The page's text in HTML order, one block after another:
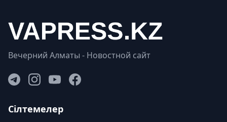
Вечерний Алматы - Новостной сайт
Сілтемелер